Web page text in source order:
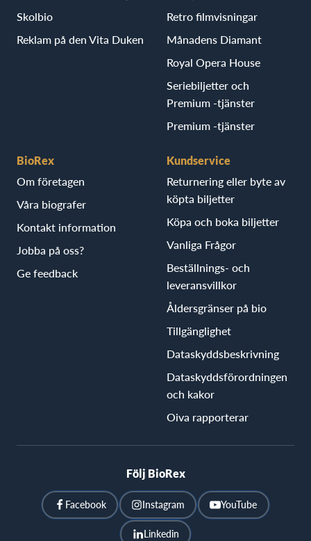
Skolbio
Reklam på den Vita Duken
Retro filmvisningar
Månadens Diamant
Royal Opera House
Seriebiljetter och
Premium -tjänster
Premium -tjänster
BioRex
Om företagen
Våra biografer
Kontakt information
Jobba på oss?
Ge feedback
Kundservice
Returnering eller byte av
köpta biljetter
Köpa och boka biljetter
Vanliga Frågor
Beställnings- och
leveransvillkor
Åldersgränser på bio
Tillgänglighet
Dataskyddsbeskrivning
Dataskyddsförordningen
och kakor
Oiva rapporterar
Följ BioRex
Facebook Instagram YouTube
Linkedin